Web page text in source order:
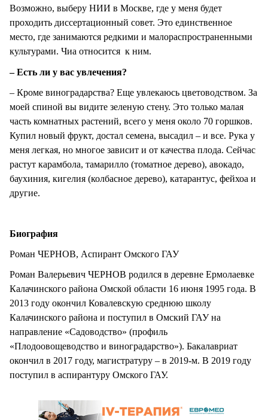
Возможно, выберу НИИ в Москве, где у меня будет
проходить диссертационный совет. Это единственное
место, где занимаются редкими и малораспространенными
культурами. Чиа относится к ним.
– Есть ли у вас увлечения?
– Кроме виноградарства? Еще увлекаюсь цветоводством. За
моей спиной вы видите зеленую стену. Это только малая
часть комнатных растений, всего у меня около 70 горшков.
Купил новый фрукт, достал семена, высадил – и все. Рука у
меня легкая, но многое зависит и от качества плода. Сейчас
растут карамбола, тамарилло (томатное дерево), авокадо,
баухиния, кигелия (колбасное дерево), катарантус, фейхоа и
другие.
Биография
Роман ЧЕРНОВ, Аспирант Омского ГАУ
Роман Валерьевич ЧЕРНОВ родился в деревне Ермолаевке
Калачинского района Омской области 16 июня 1995 года. В
2013 году окончил Ковалевскую среднюю школу
Калачинского района и поступил в Омский ГАУ на
направление «Садоводство» (профиль
«Плодоовощеводство и виноградарство»). Бакалавриат
окончил в 2017 году, магистратуру – в 2019-м. В 2019 году
поступил в аспирантуру Омского ГАУ.